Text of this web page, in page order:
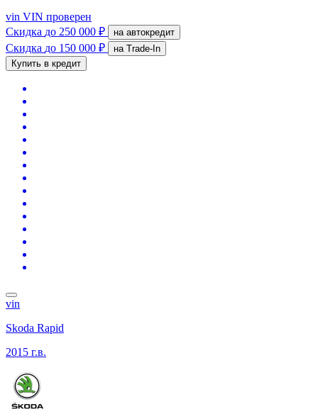
vin VIN проверен
Скидка до 250 000 ₽ на автокредит
Скидка до 150 000 ₽
на Trade-In
Купить в кредит
vin
Skoda Rapid
2015 г.в.